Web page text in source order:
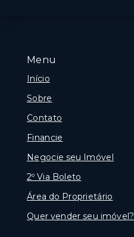
Menu
Início
Sobre
Contato
Financie
Negocie seu Imóvel
2º Via Boleto
Área do Proprietário
Quer vender seu imóvel?